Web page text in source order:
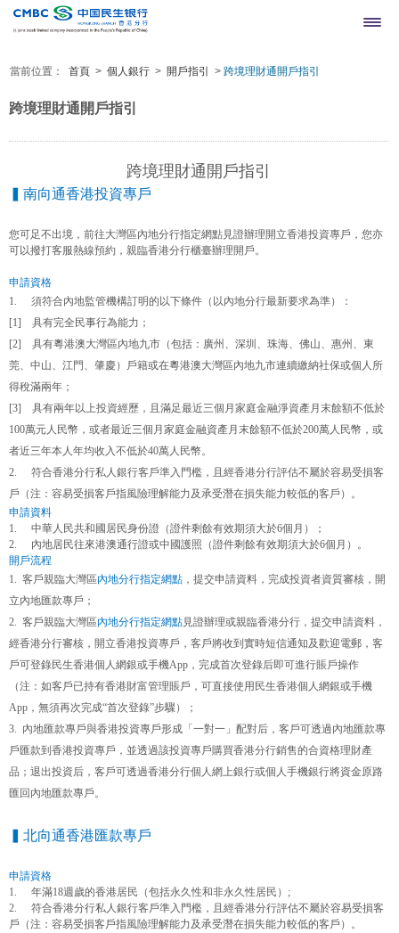
當前位置： 首頁 > 個人銀行 > 開戶指引 >跨境理財通開戶指引
跨境理財通開戶指引
跨境理財通開戶指引
▍南向通香港投資專戶
您可足不出境，前往大灣區內地分行指定網點見證辦理開立香港投資專戶 ，您亦
可以撥打客服熱線預約，親臨香港分行櫃臺辦理開戶。
申請資格
1.
須符合內地監管機構訂明的以下條件（以內地分行最新要求為準）：
[1]
具有完全民事行為能力；
[2]
具有粵港澳大灣區內地九市（包括：廣州、深圳、珠海、佛山、惠州、東
莞、中山、江門、肇慶）戶籍或在粵港澳大灣區內地九市連續繳納社保或個人所
得稅滿兩年；
[3]
具有兩年以上投資經歷，且滿足最近三個月家庭金融淨資產月末餘額不低於
100萬元人民幣，或者最近三個月家庭金融資產月末餘額不低於200萬人民幣，或
者近三年本人年均收入不低於40萬人民幣。
2.
符合香港分行私人銀行客戶準入門檻，且經香港分行評估不屬於容易受損客
戶（注：容易受損客戶指風險理解能力及承受潛在損失能力較低的客戶）。
申請資料
1.
中華人民共和國居民身份證（證件剩餘有效期須大於6個月）；
2.
內地居民往來港澳通行證或中國護照（證件剩餘有效期須大於6個月）。
開戶流程
1. 客戶親臨大灣區內地分行指定網點 ，提交申請資料，完成投資者資質審核，開
立內地匯款專戶；
2. 客戶親臨大灣區內地分行指定網點見證辦理或親臨香港分行，提交申請資料，
經香港分行審核，開立香港投資專戶，客戶將收到實時短信通知及歡迎電郵，客
戶可登錄民生香港個人網銀或手機App，完成首次登錄后即可進行賬戶操作
（注：如客戶已持有香港財富管理賬戶，可直接使用民生香港個人網銀或手機
App，無須再次完成“首次登錄”步驟）；
3. 內地匯款專戶與香港投資專戶形成 「 一對一 」 配對后，客戶可透過內地匯款專
戶匯款到香港投資專戶，並透過該投資專戶購買香港分行銷售的合資格理財產
品；退出投資后，客戶可透過香港分行個人網上銀行或個人手機銀行將資金原路
匯回內地匯款專戶。
▍北向通香港匯款專戶
申請資格
1.
年滿18週歲的香港居民（包括永久性和非永久性居民）;
2.
符合香港分行私人銀行客戶準入門檻，且經香港分行評估不屬於容易受損客
戶 （注：容易受損客戶指風險理解能力及承受潛在損失能力較低的客戶） 。